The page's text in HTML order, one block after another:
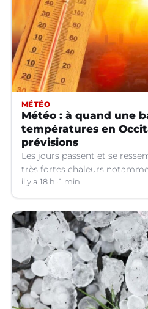
MÉTÉO
Météo : à quand une
températures en
prévisions
Les jours passent et se
très fortes chaleurs
Jusqu’à quand ?
il y a 18 h 1 min